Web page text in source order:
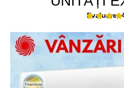
Evaluare: